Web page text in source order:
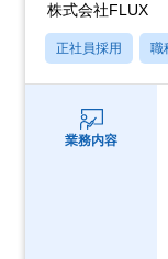
株式会社FLUX
正社員採用 職
業務内容